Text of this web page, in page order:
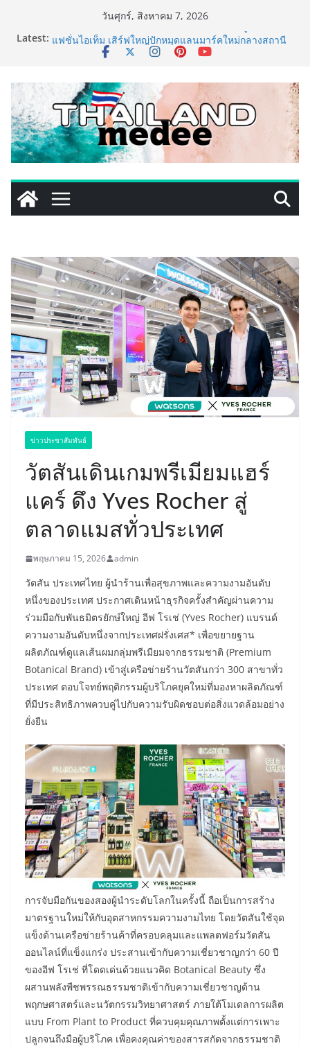
วันศุกร์, สิงหาคม 7, 2026
Latest: TECNO ประกาศทรานส์ฟอร์มจากเกมมิ่งโฟน สู่ไลฟ์สไตล์
แฟชั่นไอเท็ม เสิร์ฟใหญ่ปักหมุดแลนมาร์คใหม่กลางสถานี
ครั้งแรกของอุตสาหกรรมสีไทย นิปปอนเพนต์ผนึก 6 พันธ
มิตรโมเดิร์นเทรดชั้นนำ นำร่องเปิดตัว “NIPPON PAINT
WORRY FREE” โปรแกรมดูแลคุณภาพฟิล์มสีหลังการขาย
ยกระดับความมั่นใจลูกค้าด้วยผลิตภัณฑ์คุณภาพและ
บริการหลังการขายที่ครบวงจร
เริ่มแล้ว! อ.ต.ก.แฟร์ 4 ภาค @ภาคกลาง “มนต์เสน่ห์เกษตร
ไทย สู่ใจกลางมหานคร” ชวนชิม ช้อป สินค้าเกษตร
คุณภาพจากทั่วไทย วันนี้ – 8 สิงหาคมนี้ ณ ลานคนเมือง
ททท. ประกาศความสำเร็จ Village to the World Season
5 ผนึก 9 พันธมิตร ขับเคลื่อน ESG Tourism สืบสานพระ
ราชปณิธาน สร้างคุณค่าการท่องเที่ยวไทยอย่างยั่งยืน
ออกเฉียงใต้ เสริมแกร่งยุทธศาสตร์ระดับโลก
ข่าวประชาสัมพันธ์
วัตสันเดินเกมพรีเมียมแฮร์
แคร์ ดึง Yves Rocher สู่
ตลาดแมสทั่วประเทศ
พฤษภาคม 15, 2026 admin
วัตสัน ประเทศไทย ผู้นำร้านเพื่อสุขภาพและความงามอันดับ
หนึ่งของประเทศ ประกาศเดินหน้าธุรกิจครั้งสำคัญผ่านความ
ร่วมมือกับพันธมิตรยักษ์ใหญ่ อีฟ โรเช่ (Yves Rocher) แบรนด์
ความงามอันดับหนึ่งจากประเทศฝรั่งเศส* เพื่อขยายฐาน
ผลิตภัณฑ์ดูแลเส้นผมกลุ่มพรีเมียมจากธรรมชาติ (Premium
Botanical Brand) เข้าสู่เครือข่ายร้านวัตสันกว่า 300 สาขาทั่ว
ประเทศ ตอบโจทย์พฤติกรรมผู้บริโภคยุคใหม่ที่มองหาผลิตภัณฑ์
ที่มีประสิทธิภาพควบคู่ไปกับความรับผิดชอบต่อสิ่งแวดล้อมอย่าง
ยั่งยืน
การจับมือกันของสองผู้นำระดับโลกในครั้งนี้ ถือเป็นการสร้าง
มาตรฐานใหม่ให้กับอุตสาหกรรมความงามไทย โดยวัตสันใช้จุด
แข็งด้านเครือข่ายร้านค้าที่ครอบคลุมและแพลตฟอร์มวัตสัน
ออนไลน์ที่แข็งแกร่ง ประสานเข้ากับความเชี่ยวชาญกว่า 60 ปี
ของอีฟ โรเช่ ที่โดดเด่นด้วยแนวคิด Botanical Beauty ซึ่ง
ผสานพลังพืชพรรณธรรมชาติเข้ากับความเชี่ยวชาญด้าน
พฤกษศาสตร์และนวัตกรรมวิทยาศาสตร์ ภายใต้โมเดลการผลิต
แบบ From Plant to Product ที่ควบคุมคุณภาพตั้งแต่การเพาะ
ปลูกจนถึงมือผู้บริโภค เพื่อคงคุณค่าของสารสกัดจากธรรมชาติ